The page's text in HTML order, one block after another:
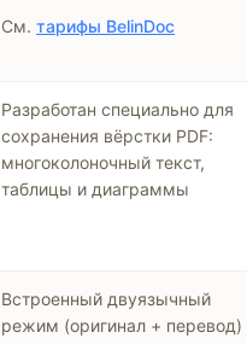
См. тарифы BelinDoc
Разработан специально для
сохранения вёрстки PDF:
многоколоночный текст,
таблицы и диаграммы
Встроенный двуязычный
режим (оригинал + перевод)